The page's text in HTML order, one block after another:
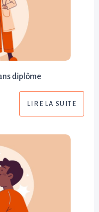
diplôme
LIRE LA SUITE